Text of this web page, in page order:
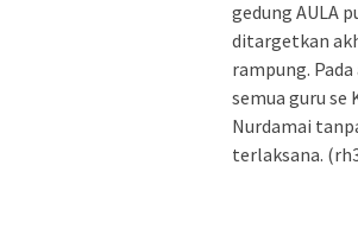
gedung AULA
ditargetkan
rampung.
semua guru se
Nurdamai
terlaksana.